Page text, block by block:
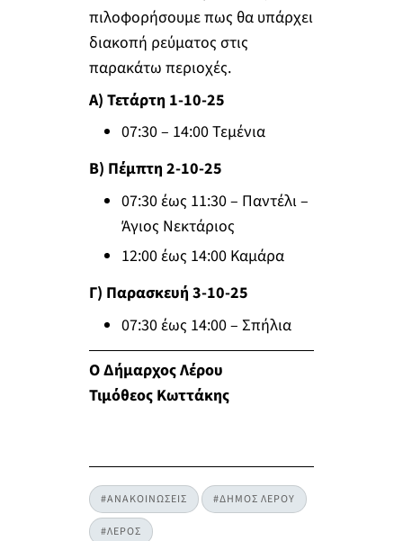
πιλοφορήσουμε πως θα υπάρχει
διακοπή ρεύματος στις
παρακάτω περιοχές.
Α) Τετάρτη 1-10-25
07:30 – 14:00 Τεμένια
Β) Πέμπτη 2-10-25
07:30 έως 11:30 – Παντέλι –
Άγιος Νεκτάριος
12:00 έως 14:00 Καμάρα
Γ) Παρασκευή 3-10-25
07:30 έως 14:00 – Σπήλια
Ο Δήμαρχος Λέρου
Τιμόθεος Κωττάκης
#ΑΝΑΚΟΙΝΩΣΕΙΣ #ΔΗΜΟΣ ΛΕΡΟΥ
#ΛΕΡΟΣ